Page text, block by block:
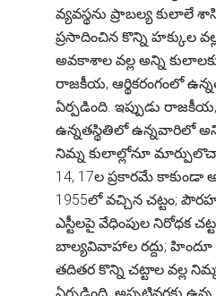
వ్యవస్థను ప్రాబల్య కులాలే
ప్రసాదించిన కొన్ని హక్కుల
అవకాశాల వల్ల అన్ని
రాజకీయ, ఆర్థికరంగంలో
ఏర్పడింది. ఇప్పుడు రాజకీయ,
ఉన్నతస్థితిలో ఉన్నవారిలో
నిమ్న కులాల్లోనూ
14, 17ల ప్రకారమే కాకుండా
1955లో వచ్చిన చట్టం;
ఎస్టీలపై వేధింపుల నిరోధక
బాల్యవివాహాల రద్దు;
తదితర కొన్ని చట్టాల వల్ల